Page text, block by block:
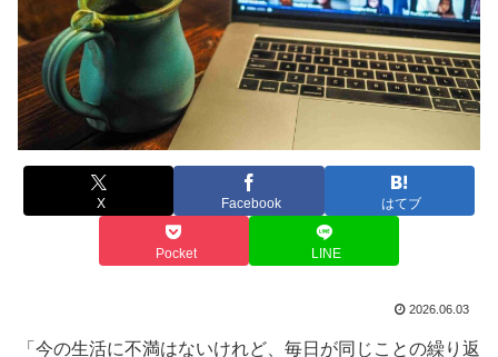
X Facebook はてブ
Pocket LINE
2026.06.03
「今の生活に不満はないけれど、毎日が同じことの繰り返